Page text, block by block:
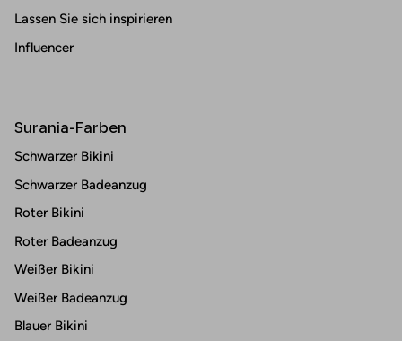
Lassen Sie sich inspirieren
Influencer
Surania-Farben
Schwarzer Bikini
Schwarzer Badeanzug
Roter Bikini
Roter Badeanzug
Weißer Bikini
Weißer Badeanzug
Blauer Bikini